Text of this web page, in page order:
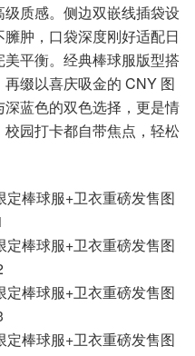
质感。侧边双嵌线插袋设
肿，口袋深度刚好适配日
平衡。经典棒球服版型搭
缀以喜庆吸金的 CNY 图
蓝色的双色选择，更是情
园打卡都自带焦点，轻松